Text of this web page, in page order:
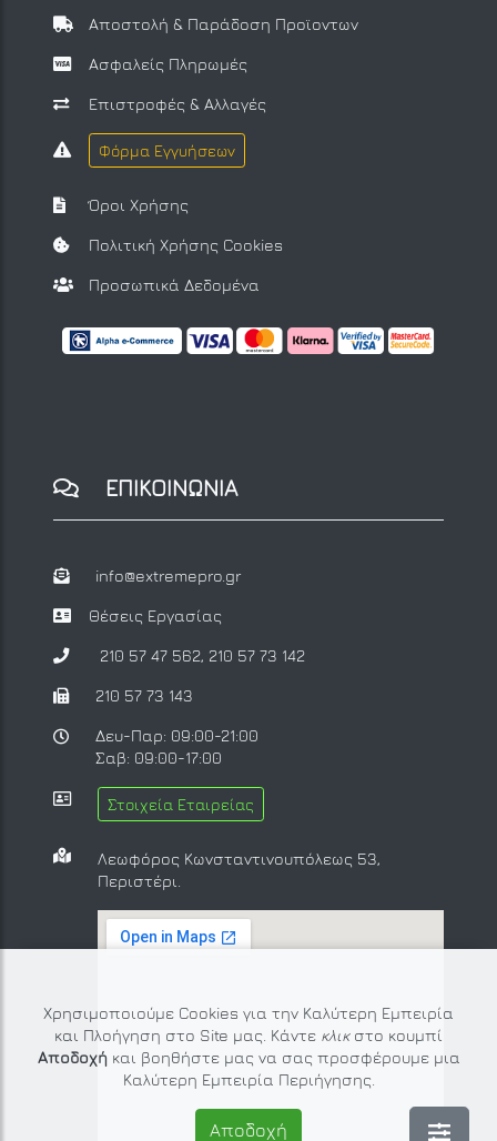
Χρησιμοποιούμε Cookies για την Καλύτερη Εμπειρία
και Πλοήγηση στο Site μας. Κάντε κλικ στο κουμπί
Αποδοχήκαι βοηθήστε μας να σας προσφέρουμε μια
Καλύτερη Εμπειρία Περιήγησης.
Αποδοχή
Αποστολή & Παράδοση Προϊοντων
Ασφαλείς Πληρωμές
Επιστροφές & Αλλαγές
Φόρμα Εγγυήσεων
Όροι Χρήσης
Πολιτική Χρήσης Cookies
Προσωπικά Δεδομένα
ΕΠΙΚΟΙΝΩΝΙΑ
info@extremepro.gr
Θέσεις Εργασίας
210 57 47 562, 210 57 73 142
210 57 73 143
Δευ-Παρ: 09:00-21:00
Σαβ: 09:00-17:00
Στοιχεία Εταιρείας
Λεωφόρος Κωνσταντινουπόλεως 53,
Περιστέρι.